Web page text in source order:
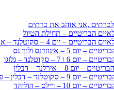
,אני אוהב את כרתים
הבריטיים – תחילת הטיול
– יום 4 – סקוטלנד – אדינבורו
5 – אינוורנס ולוך נס
6 ו 7 – סקוטלנד – גלזגו
יום 8 – אירלנד – דבלין
סקוטלנד – דבלין – פאוורסקורט
10 – ויילס – הוליהד